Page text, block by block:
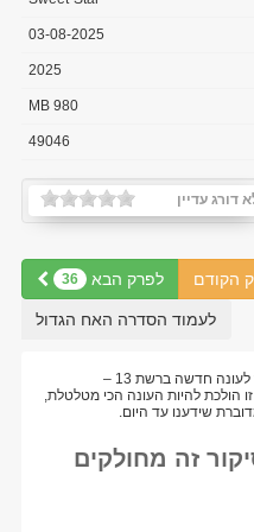
03-08-2025
2025
980 MB
49046
דורג עדיין
לפרק הבא 36 הקודם
לעמוד הסדרה האח הגדול
זה מחולקים
"האח הגדול" חוזר לעונה חדשה ברשת 13 –
הולכת להיות העונה הכי מטלטלת,
שידענו עד היום.